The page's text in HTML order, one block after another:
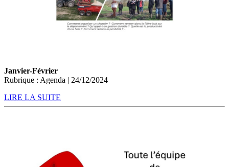
Janvier-Février
Rubrique : Agenda | 24/12/2024
LIRE LA SUITE